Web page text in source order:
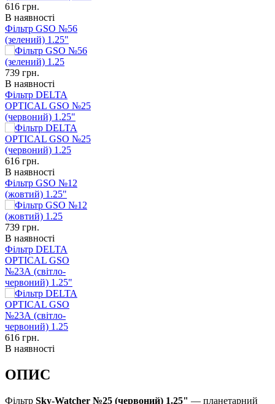
616 грн.
В наявності
Фільтр GSO №56
(зелений) 1.25"
739 грн.
В наявності
Фільтр DELTA
OPTICAL GSO №25
(червоний) 1.25"
616 грн.
В наявності
Фільтр GSO №12
(жовтий) 1.25"
739 грн.
В наявності
Фільтр DELTA
OPTICAL GSO
№23А (світло-
червоний) 1.25"
616 грн.
В наявності
ОПИС
Фільтр Sky-Watcher №25 (червоний) 1.25" — планетарний